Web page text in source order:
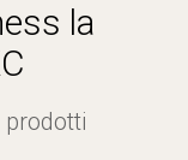
la
prodotti